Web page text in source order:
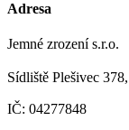
Adresa
Jemné zrození s.r.o.
Sídliště Plešivec
IČ: 04277848